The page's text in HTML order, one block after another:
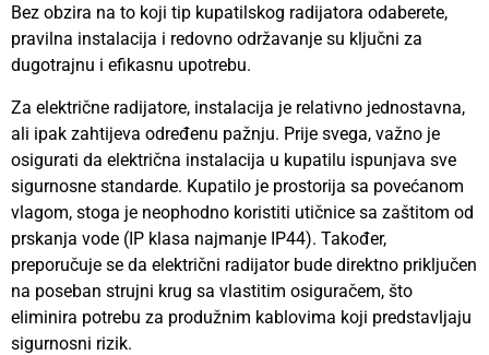
Bez obzira na to koji tip kupatilskog radijatora odaberete,
pravilna instalacija i redovno održavanje su ključni za
dugotrajnu i efikasnu upotrebu.
Za električne radijatore, instalacija je relativno jednostavna,
ali ipak zahtijeva određenu pažnju. Prije svega, važno je
osigurati da električna instalacija u kupatilu ispunjava sve
sigurnosne standarde. Kupatilo je prostorija sa povećanom
vlagom, stoga je neophodno koristiti utičnice sa zaštitom od
prskanja vode (IP klasa najmanje IP44). Također,
preporučuje se da električni radijator bude direktno priključen
na poseban strujni krug sa vlastitim osiguračem, što
eliminira potrebu za produžnim kablovima koji predstavljaju
sigurnosni rizik.